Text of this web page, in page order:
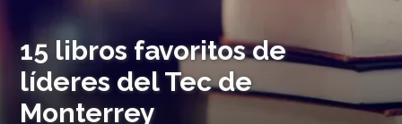
15 libros favoritos de
líderes del Tec de
Monterrey